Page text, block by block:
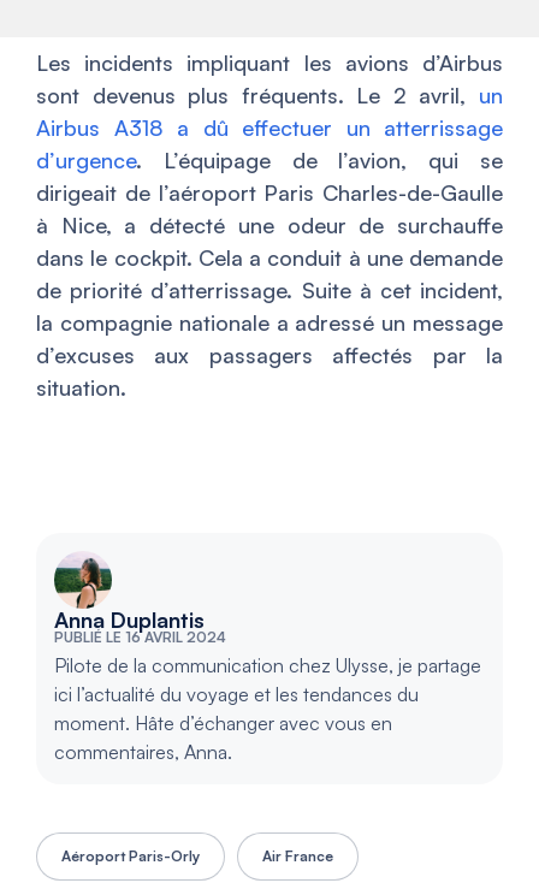
Les incidents impliquant les avions d’Airbus
sont devenus plus fréquents. Le 2 avril, un
Airbus A318 a dû effectuer un atterrissage
d’urgence. L’équipage de l’avion, qui se
dirigeait de l’aéroport Paris Charles-de-Gaulle
à Nice, a détecté une odeur de surchauffe
dans le cockpit. Cela a conduit à une demande
de priorité d’atterrissage. Suite à cet incident,
la compagnie nationale a adressé un message
d’excuses aux passagers affectés par la
situation.
Anna Duplantis
PUBLIÉ LE 16 AVRIL 2024
Pilote de la communication chez Ulysse, je partage
ici l’actualité du voyage et les tendances du
moment. Hâte d’échanger avec vous en
commentaires, Anna.
Aéroport Paris-Orly Air France